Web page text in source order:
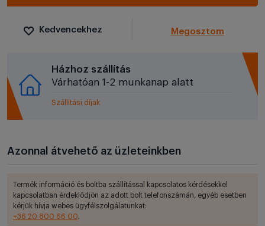
Kedvencekhez Megosztom
Házhoz szállítás
Várhatóan 1-2 munkanap alatt
Szállítási díjak
Azonnal átvehető az üzleteinkben
Termék információ és boltba szállítással kapcsolatos kérdésekkel
kapcsolatban érdeklődjön az adott bolt telefonszámán, egyéb esetben
kérjük hívja webes ügyfélszolgálatunkat:
+36 20 800 66 00.